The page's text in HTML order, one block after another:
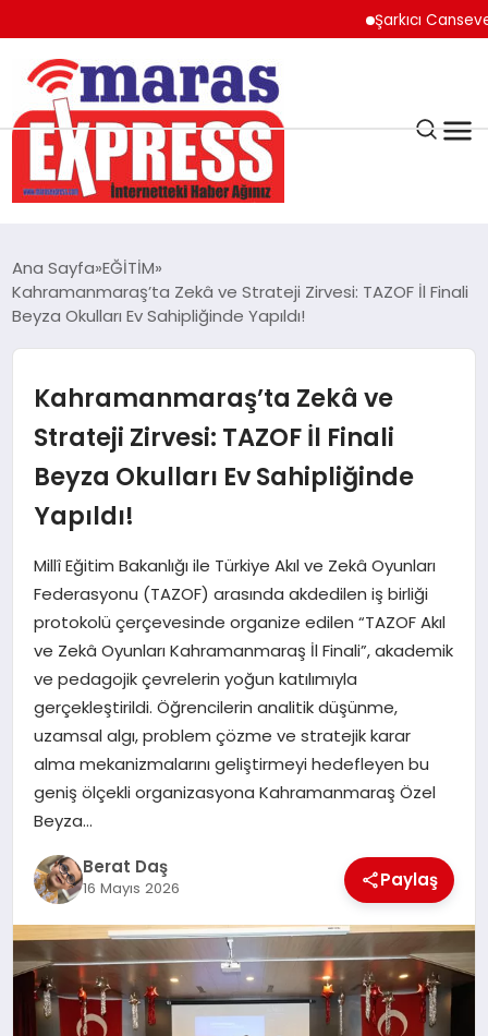
Şarkıcı Cansever
K.MARAŞ
ANDIRIN
AFŞİN
BİZE ULAŞIN
TÜRKOĞLU
PAZARCIK
KÜNYE
NURHAK
Ana Sayfa EĞİTİM
Kahramanmaraş’ta Zekâ ve Strateji Zirvesi: TAZOF İl Finali
Beyza Okulları Ev Sahipliğinde Yapıldı!
Kahramanmaraş’ta Zekâ ve
Strateji Zirvesi: TAZOF İl Finali
Beyza Okulları Ev Sahipliğinde
Yapıldı!
Millî Eğitim Bakanlığı ile Türkiye Akıl ve Zekâ Oyunları
Federasyonu (TAZOF) arasında akdedilen iş birliği
protokolü çerçevesinde organize edilen “TAZOF Akıl
ve Zekâ Oyunları Kahramanmaraş İl Finali”, akademik
ve pedagojik çevrelerin yoğun katılımıyla
gerçekleştirildi. Öğrencilerin analitik düşünme,
uzamsal algı, problem çözme ve stratejik karar
alma mekanizmalarını geliştirmeyi hedefleyen bu
geniş ölçekli organizasyona Kahramanmaraş Özel
Beyza…
Berat Daş
16 Mayıs 2026 Paylaş